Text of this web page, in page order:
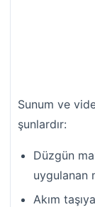
Sunum ve
şunlardır:
Düzgün
uygulanan
Akım